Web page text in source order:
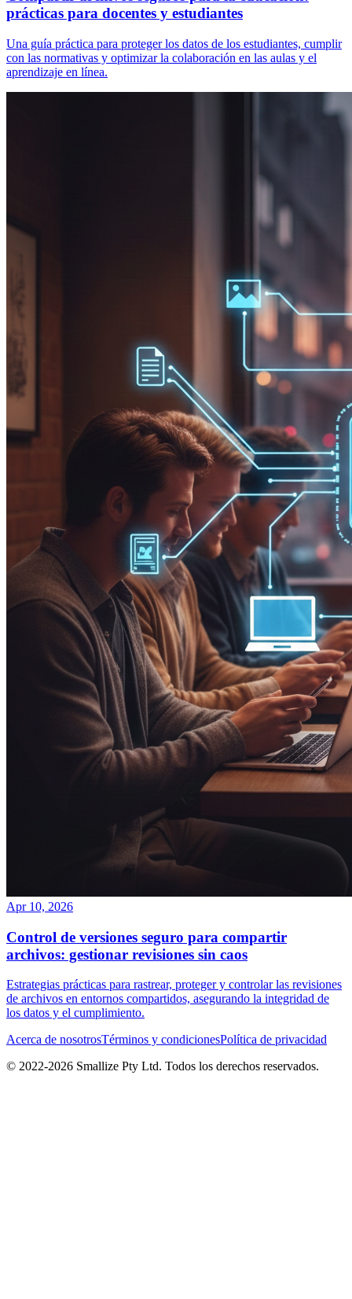
prácticas para docentes y estudiantes
Una guía práctica para proteger los datos de los estudiantes, cumplir
con las normativas y optimizar la colaboración en las aulas y el
aprendizaje en línea.
Apr 10, 2026
Control de versiones seguro para compartir
archivos: gestionar revisiones sin caos
Estrategias prácticas para rastrear, proteger y controlar las revisiones
de archivos en entornos compartidos, asegurando la integridad de
los datos y el cumplimiento.
Acerca de nosotrosTérminos y condicionesPolítica de privacidad
© 2022-2026 Smallize Pty Ltd. Todos los derechos reservados.